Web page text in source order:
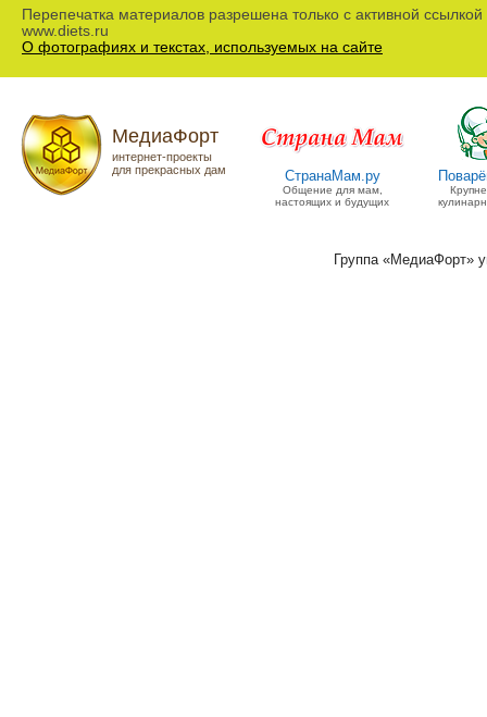
Перепечатка материалов разрешена только с активной ссылкой
www.diets.ru
О фотографиях и текстах, используемых на сайте
МедиаФорт
интернет-проекты
для прекрасных дам
СтранаМам.ру
Общение для мам,
настоящих и будущих
Группа «МедиаФорт»